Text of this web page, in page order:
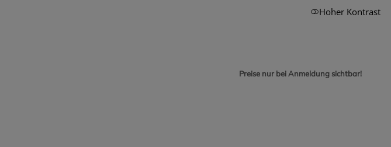
Preise nur bei Anmeldung sichtbar!
Hoher Kontrast